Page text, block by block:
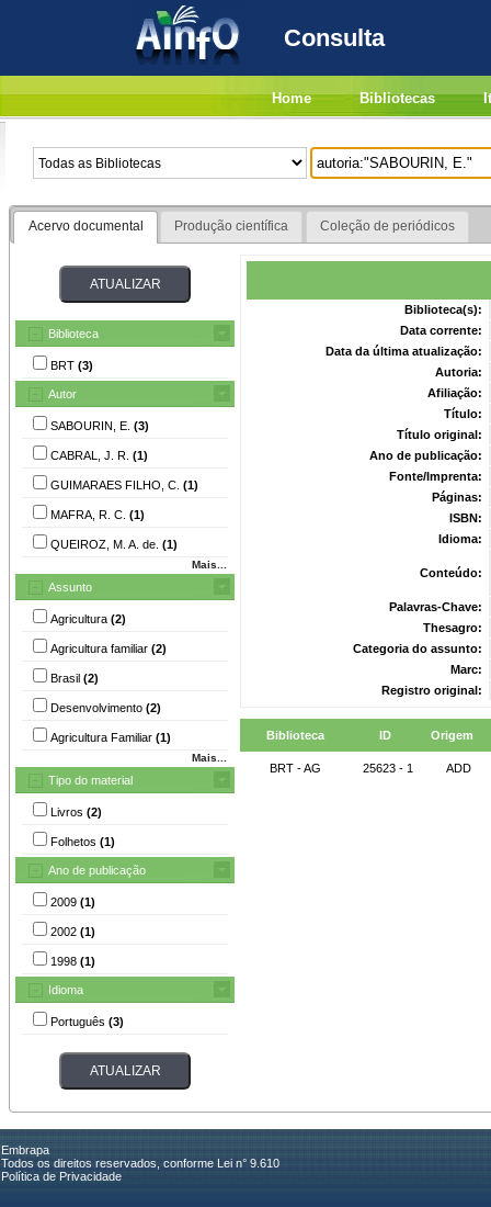
Consulta
Home Bibliotecas
Acervo documental Produção científica Coleção de periódicos
Biblioteca
BRT (3)
Autor
SABOURIN, E. (3)
CABRAL, J. R. (1)
GUIMARAES FILHO, C. (1)
MAFRA, R. C. (1)
QUEIROZ, M. A. de. (1)
Mais...
Assunto
Agricultura (2)
Agricultura familiar (2)
Brasil (2)
Desenvolvimento (2)
Agricultura Familiar (1)
Mais...
Tipo do material
Livros (2)
Folhetos (1)
Ano de publicação
2009 (1)
2002 (1)
1998 (1)
Idioma
Português (3)
Biblioteca(s):
Data corrente:
Data da última atualização:
Autoria:
Afiliação:
Título:
Título original:
Ano de publicação:
Fonte/Imprenta:
Páginas:
ISBN:
Idioma:
Conteúdo:
Palavras-Chave:
Thesagro:
Categoria do assunto:
Marc:
Registro original:
Biblioteca ID Origem
BRT - AG 25623 - 1 ADD
Embrapa
Todos os direitos reservados, conforme Lei n° 9.610
Política de Privacidade